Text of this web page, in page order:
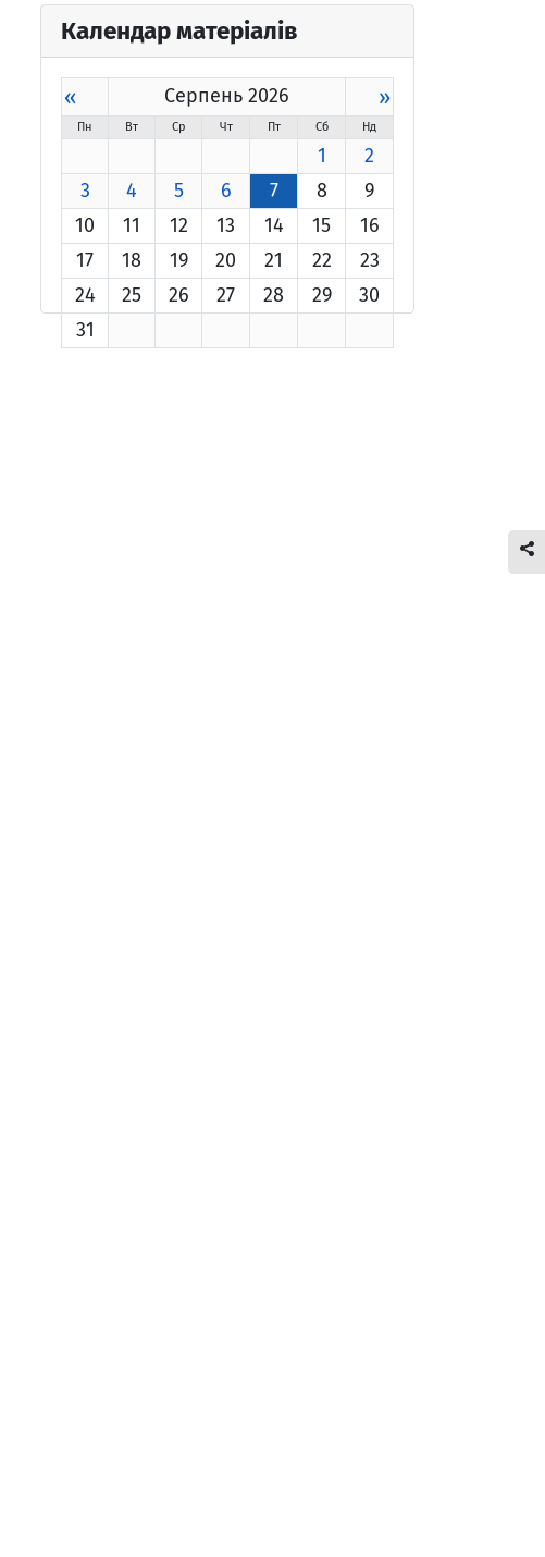
Календар матеріалів
« Серпень 2026 »
Пн Вт Ср Чт Пт Сб Нд
1
2
3
4 5 6 7 8
9
10
11 12 13 14 15
16
17
18 19 20 21 22
23
24
25 26 27 28 29
30
31